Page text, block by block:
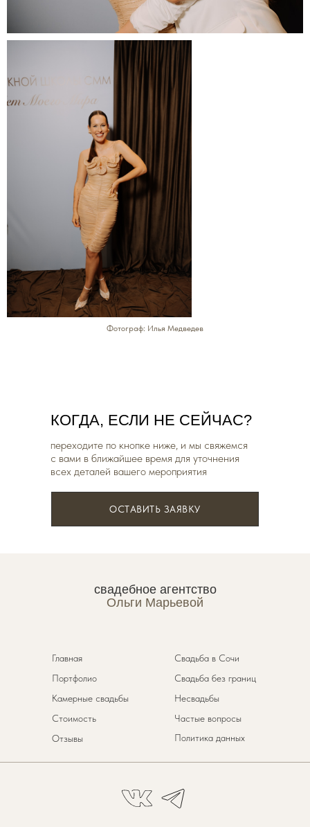
Фотограф: Илья Медведев
ОСТАВИТЬ ЗАЯВКУ
КОГДА, ЕСЛИ НЕ СЕЙЧАС?
переходите по кнопке ниже, и мы свяжемся
с вами в ближайшее время для уточнения
всех деталей вашего мероприятия
свадебное агентство
Ольги Марьевой
Главная
Портфолио
Стоимость
Отзывы
Камерные свадьбы
Свадьба без границ
Несвадьбы
Частые вопросы
Политика данных
Свадьба в Сочи